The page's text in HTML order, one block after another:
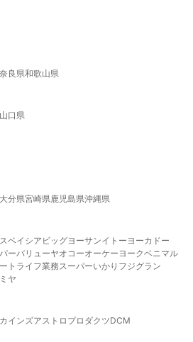
奈良県和歌山県
山口県
大分県宮崎県鹿児島県沖縄県
ベイシア ビッグヨーサンイトーヨーカドー
ーバリューヤオコーオーケー ヨークベニマル
ト ライフ業務スーパーいかり フジグラン
ヤ
カインズアストロプロダクツDCM